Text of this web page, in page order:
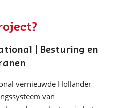
| Besturing en
vernieuwde Hollander
van